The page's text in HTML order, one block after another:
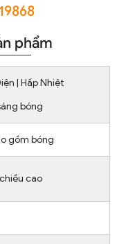
phẩm
| Hấp Nhiệt
bóng
gồm bóng
cao